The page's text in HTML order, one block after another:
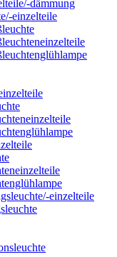
dämmung
einzelteile
einzelteile